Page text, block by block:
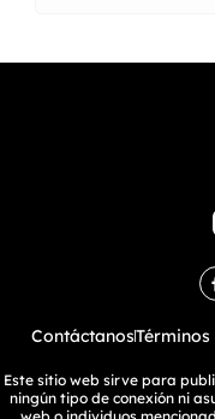
ContáctanosTérminos
Este sitio web sirve para
ningún tipo de conexión ni